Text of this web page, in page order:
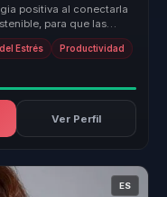
positiva al conectarla
para que las
Estrés Productividad
Ver Perfil
ES